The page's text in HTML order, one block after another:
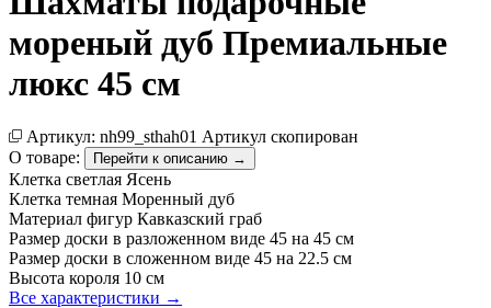
мореный дуб Премиальные
люкс 45 см
Артикул: nh99_sthah01 Артикул скопирован
О товаре:
Перейти к описанию →
Клетка светлая Ясень
Клетка темная Моренный дуб
Материал фигур Кавказский граб
Размер доски в разложенном виде 45 на 45 см
Размер доски в сложенном виде 45 на 22.5 см
Высота короля 10 см
Все характеристики →